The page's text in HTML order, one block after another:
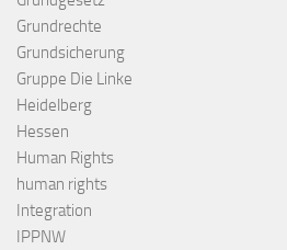
Grundrechte
Grundsicherung
Gruppe Die Linke
Heidelberg
Hessen
Human Rights
human rights
Integration
IPPNW